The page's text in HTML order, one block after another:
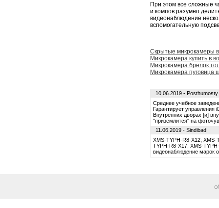
При этом все сложные
и компов разумно
видеонаблюдение
вспомогательную
Скрытые микрокамеры
Микрокамера купить в
Микрокамера брелок
Микрокамера пуговица
10.06.2019 - Posthumosty
Среднее учебное
Гарантирует
Внутренних дворах [и]
"приземлится" на
11.06.2019 - Sindibad
XMS-TYPH-R8-X12; XMS-
TYPH-R8-X17; XMS-
видеонаблюдение марок